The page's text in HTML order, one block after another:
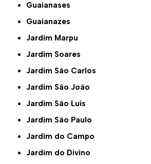
Guaianases
Guaianazes
Jardim Marpu
Jardim Soares
Jardim São Carlos
Jardim São João
Jardim São Luís
Jardim São Paulo
Jardim do Campo
Jardim do Divino